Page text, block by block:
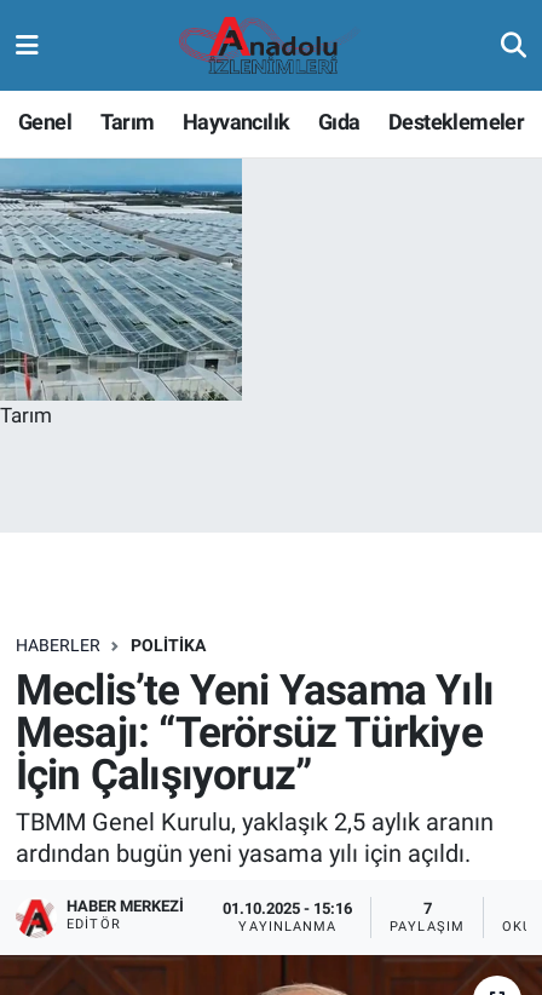
Genel Tarım Hayvancılık Gıda Desteklemeler
Tarım
HABERLER POLITIKA
Meclis’te Yeni Yasama Yılı
Mesajı: “Terörsüz Türkiye
İçin Çalışıyoruz”
TBMM Genel Kurulu, yaklaşık 2,5 aylık aranın
ardından bugün yeni yasama yılı için açıldı.
HABER MERKEZI
EDITÖR
01.10.2025 - 15:16
YAYINLANMA
7
PAYLAŞIM